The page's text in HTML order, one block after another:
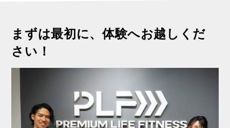
まずは最初に、体験へお越しくだ
さい！